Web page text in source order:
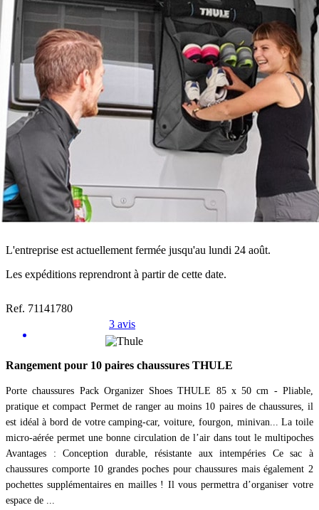
L'entreprise est actuellement fermée jusqu'au lundi 24 août.
Les expéditions reprendront à partir de cette date.
Ref. 71141780
3 avis
Rangement pour 10 paires chaussures THULE
Porte chaussures Pack Organizer Shoes THULE 85 x 50 cm - Pliable,
pratique et compact Permet de ranger au moins 10 paires de chaussures, il
est idéal à bord de votre camping-car, voiture, fourgon, minivan... La toile
micro-aérée permet une bonne circulation de l’air dans tout le multipoches
Avantages : Conception durable, résistante aux intempéries Ce sac à
chaussures comporte 10 grandes poches pour chaussures mais également 2
pochettes supplémentaires en mailles ! Il vous permettra d’organiser votre
espace de ...